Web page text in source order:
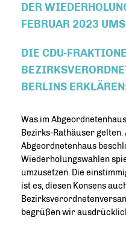
DER
FEBRUAR 2023
DIE CDU-
BERLINS
Was im
Bezirks-Rathäuser
Abgeordnetenhaus
Wiederholungswahlen
umzusetzen. Die
ist es, diesen Konsens
begrüßen wir